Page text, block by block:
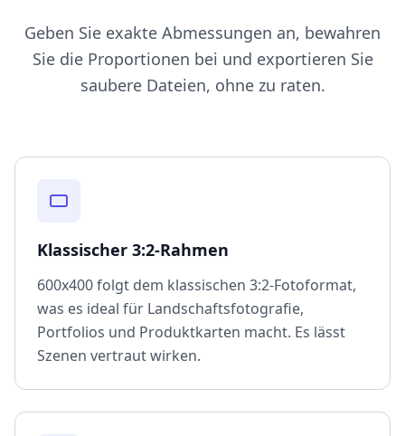
Geben Sie exakte Abmessungen an, bewahren
Sie die Proportionen bei und exportieren Sie
saubere Dateien, ohne zu raten.
Klassischer 3:2-Rahmen
600x400 folgt dem klassischen 3:2-Fotoformat,
was es ideal für Landschaftsfotografie,
Portfolios und Produktkarten macht. Es lässt
Szenen vertraut wirken.